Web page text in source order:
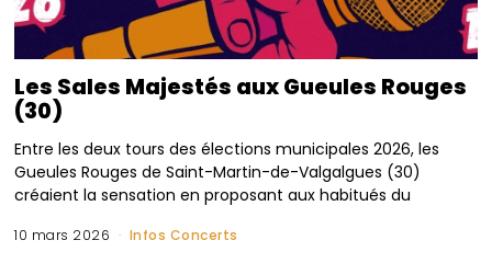
Les Sales Majestés aux Gueules Rouges
(30)
Entre les deux tours des élections municipales 2026, les
Gueules Rouges de Saint-Martin-de-Valgalgues (30)
créaient la sensation en proposant aux habitués du
10 mars 2026 Infos Concerts